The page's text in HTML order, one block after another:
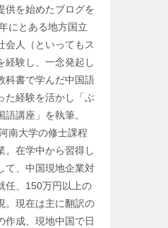
供を始めたブログを
にとある地方国立
会人（といってもス
経験し、一念発起し
科書で学んだ中国語
た経験を活かし「ぶ
語講座」を執筆。
南大学の修士課程
。在学中から習得し
て、中国現地企業対
任、150万円以上の
。現在は主に翻訳の
作成、現地中国で日